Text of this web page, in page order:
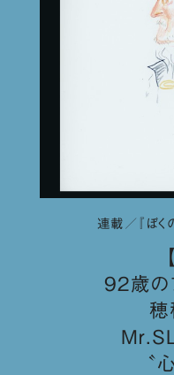
連載／『ぼく
92歳の
穂
〝